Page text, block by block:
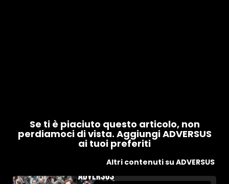
Se ti è piaciuto questo articolo, non
perdiamoci di vista. Aggiungi ADVERSUS
ai tuoi preferiti
Altri contenuti su ADVERSUS